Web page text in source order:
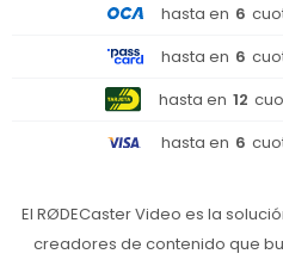
hasta en 6
hasta en 6
hasta en 12
hasta en 6
El RØDECaster Video es la
creadores de contenido que